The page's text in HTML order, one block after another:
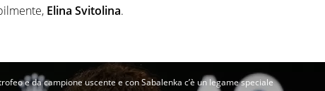
Elina Svitolina.
e da campione uscente e con Sabalenka c’è un legame speciale